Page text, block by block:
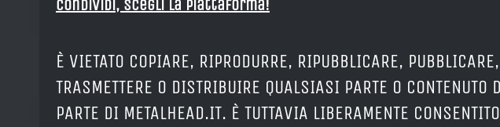
Condividi, Scegli la piattaforma!
È VIETATO COPIARE, RIPRODURRE, RIPUBBLICARE,
TRASMETTERE O DISTRIBUIRE QUALSIASI PARTE O
PARTE DI METALHEAD.IT. È TUTTAVIA LIBERAMENTE